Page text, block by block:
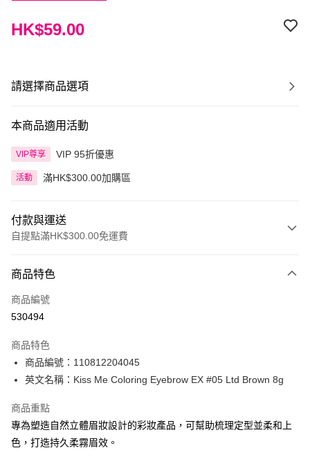
HK$59.00
請選擇商品選項
本商品適用活動
VIP尊享 VIP 95折優惠
活動 滿HK$300.00加購區
付款與運送
自提點滿HK$300.00免運費
信用卡
Apple Pay
PayMe
WeChat Pay
BoC Pay
送貨方式
商品特色
商品編號
530494
商品特色
商品編號：110812204045
英文名稱：Kiss Me Coloring Eyebrow EX #05 Ltd Brown 8g
商品重點
專為塑造自然立體眉妝設計的彩妝產品，可幫助梳理定型並柔和上
色，打造持久柔霧眉效。